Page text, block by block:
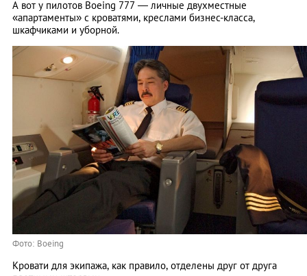
А вот у пилотов Boeing 777 — личные двухместные
«апартаменты» с кроватями, креслами бизнес-класса,
шкафчиками и уборной.
Фото: Boeing
Кровати для экипажа, как правило, отделены друг от друга